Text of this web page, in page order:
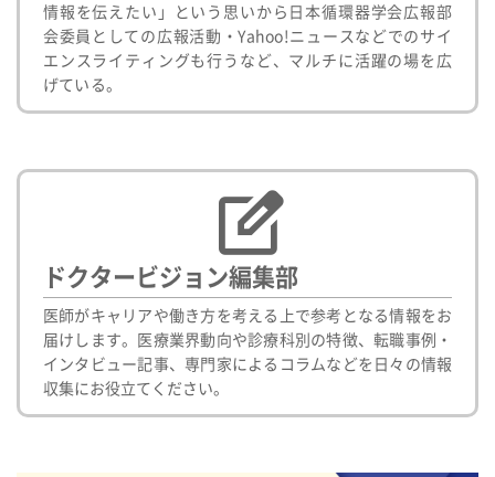
情報を伝えたい」という思いから日本循環器学会広報部
会委員としての広報活動・Yahoo!ニュースなどでのサイ
エンスライティングも行うなど、マルチに活躍の場を広
げている。
ドクタービジョン編集部
医師がキャリアや働き方を考える上で参考となる情報をお
届けします。医療業界動向や診療科別の特徴、転職事例・
インタビュー記事、専門家によるコラムなどを日々の情報
収集にお役立てください。